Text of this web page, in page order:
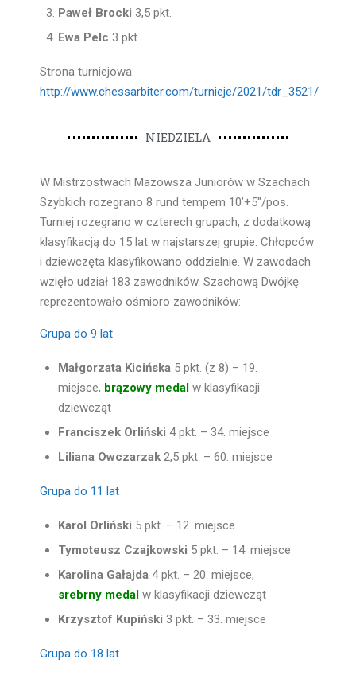
Paweł Brocki 3,5 pkt.
Ewa Pelc 3 pkt.
Strona turniejowa:
http://www.chessarbiter.com/turnieje/2021/tdr_3521/
NIEDZIELA
W Mistrzostwach Mazowsza Juniorów w Szachach
Szybkich rozegrano 8 rund tempem 10’+5″/pos.
Turniej rozegrano w czterech grupach, z dodatkową
klasyfikacją do 15 lat w najstarszej grupie. Chłopców
i dziewczęta klasyfikowano oddzielnie. W zawodach
wzięło udział 183 zawodników. Szachową Dwójkę
reprezentowało ośmioro zawodników:
Grupa do 9 lat
Małgorzata Kicińska5 pkt. (z 8) – 19.
miejsce, brązowy medalw klasyfikacji
dziewcząt
Franciszek Orliński 4 pkt. – 34. miejsce
Liliana Owczarzak2,5 pkt. – 60. miejsce
Grupa do 11 lat
Karol Orliński 5 pkt. – 12. miejsce
Tymoteusz Czajkowski 5 pkt. – 14. miejsce
Karolina Gałajda4 pkt. – 20. miejsce,
srebrny medalw klasyfikacji dziewcząt
Krzysztof Kupiński 3 pkt. – 33. miejsce
Grupa do 18 lat